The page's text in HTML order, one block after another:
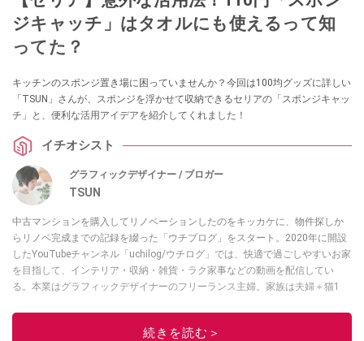
ジキャッチ」はタオルにも使えるって知
ってた？
キッチンのスポンジ置き場に困っていませんか？今回は100均グッズに詳しい
「TSUN」さんが、スポンジを浮かせて収納できるセリアの「スポンジキャッ
チ」と、便利な活用アイデアを紹介してくれました！
イチオシスト
グラフィックデザイナー / ブロガー
TSUN
中古マンションを購入してリノベーションしたのをキッカケに、物件探しか
らリノベ完成までの記録を綴った「ウチブログ」をスタート。2020年に開設
したYouTubeチャンネル「uchilog/ウチログ」では、快適で過ごしやすいお家
を目指して、インテリア・収納・雑貨・ラク家事などの動画を配信してい
る。本業はグラフィックデザイナーのフリーランス主婦。家族は夫婦＋猫1
ノベ人気事例1位
続きを読む＞